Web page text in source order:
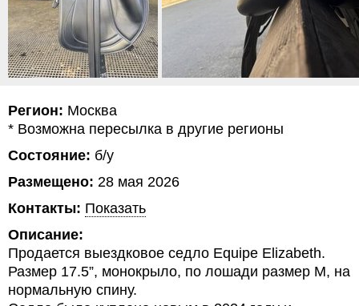
Регион: Москва
* Возможна пересылка в другие регионы
Состояние: б/у
Размещено: 28 мая 2026
Контакты: Показать
Описание:
Продается выездковое седло Equipe Elizabeth.
Размер 17.5”, монокрыло, по лошади размер M, на
нормальную спину.